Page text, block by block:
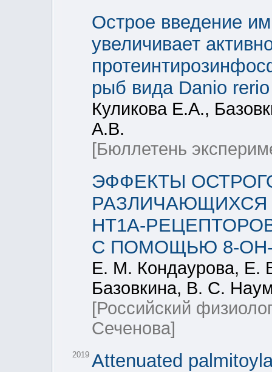
Острое введение
увеличивает
рыб вида Danio rerio
Куликова Е.А.,
А.В.
[Бюллетень
ЭФФЕКТЫ
РАЗЛИЧАЮЩИХСЯ
НТ1А-
С ПОМОЩЬЮ 8-OH-
Е. М. Кондаурова, Е.
Базовкина, В. С.
[Российский
Сеченова]
2019 Attenuated